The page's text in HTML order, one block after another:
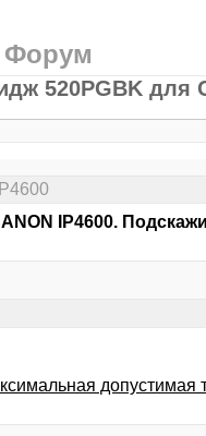
520PGBK для
IP4600.
допустимая